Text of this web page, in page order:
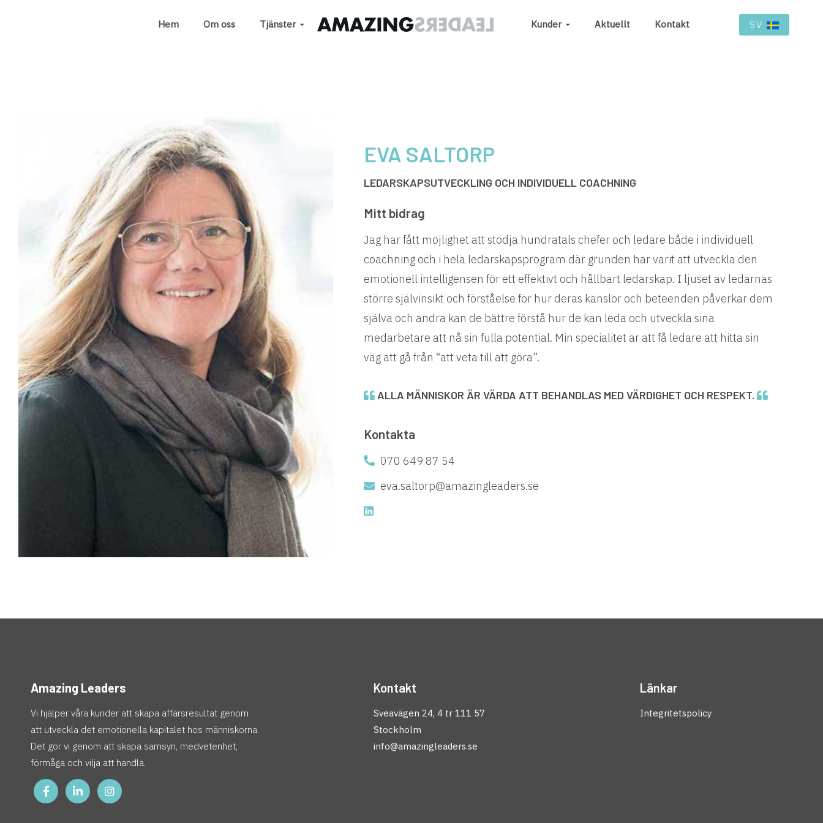
Hem Om oss Tjänster Kunder Aktuellt Kontakt SV
EVA SALTORP
LEDARSKAPSUTVECKLING OCH INDIVIDUELL COACHNING
Mitt bidrag
Jag har fått möjlighet att stödja hundratals chefer och ledare både i individuell
coachning och i hela ledarskapsprogram där grunden har varit att utveckla den
emotionell intelligensen för ett effektivt och hållbart ledarskap. I ljuset av ledarnas
större självinsikt och förståelse för hur deras känslor och beteenden påverkar dem
själva och andra kan de bättre förstå hur de kan leda och utveckla sina
medarbetare att nå sin fulla potential. Min specialitet är att få ledare att hitta sin
väg att gå från “att veta till att göra”.
ALLA MÄNNISKOR ÄR VÄRDA ATT BEHANDLAS MED VÄRDIGHET OCH RESPEKT.
Kontakta
070 649 87 54
eva.saltorp@amazingleaders.se
Amazing Leaders
Vi hjälper våra kunder att skapa affärsresultat genom
att utveckla det emotionella kapitalet hos människorna.
Det gör vi genom att skapa samsyn, medvetenhet,
förmåga och vilja att handla.
Kontakt
Sveavägen 24, 4 tr 111 57
Stockholm
info@amazingleaders.se
Länkar
Integritetspolicy